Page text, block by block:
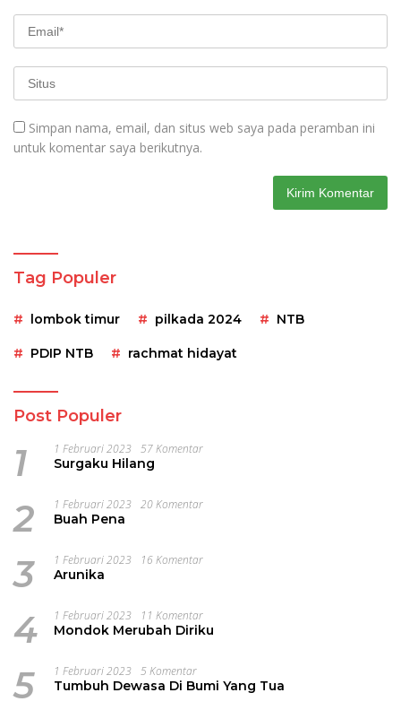
Simpan nama, email, dan situs web saya pada peramban ini
untuk komentar saya berikutnya.
Tag Populer
lombok timur pilkada 2024 NTB
PDIP NTB rachmat hidayat
Post Populer
1 1 Februari 2023 57 Komentar
Surgaku Hilang
2 1 Februari 2023 20 Komentar
Buah Pena
3 1 Februari 2023 16 Komentar
Arunika
4 1 Februari 2023 11 Komentar
Mondok Merubah Diriku
5 1 Februari 2023 5 Komentar
Tumbuh Dewasa Di Bumi Yang Tua